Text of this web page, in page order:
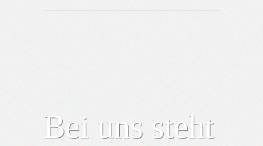
Bei uns steht